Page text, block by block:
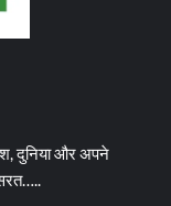
दुनिया और अपने